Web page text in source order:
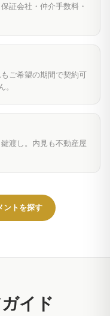
証会社・仲介手数料・
ご希望の期間で契約可
渡し。内見も不動産屋
ントを探す
イド